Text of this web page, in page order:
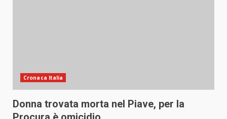
Cronaca Italia
Donna trovata morta nel Piave, per la